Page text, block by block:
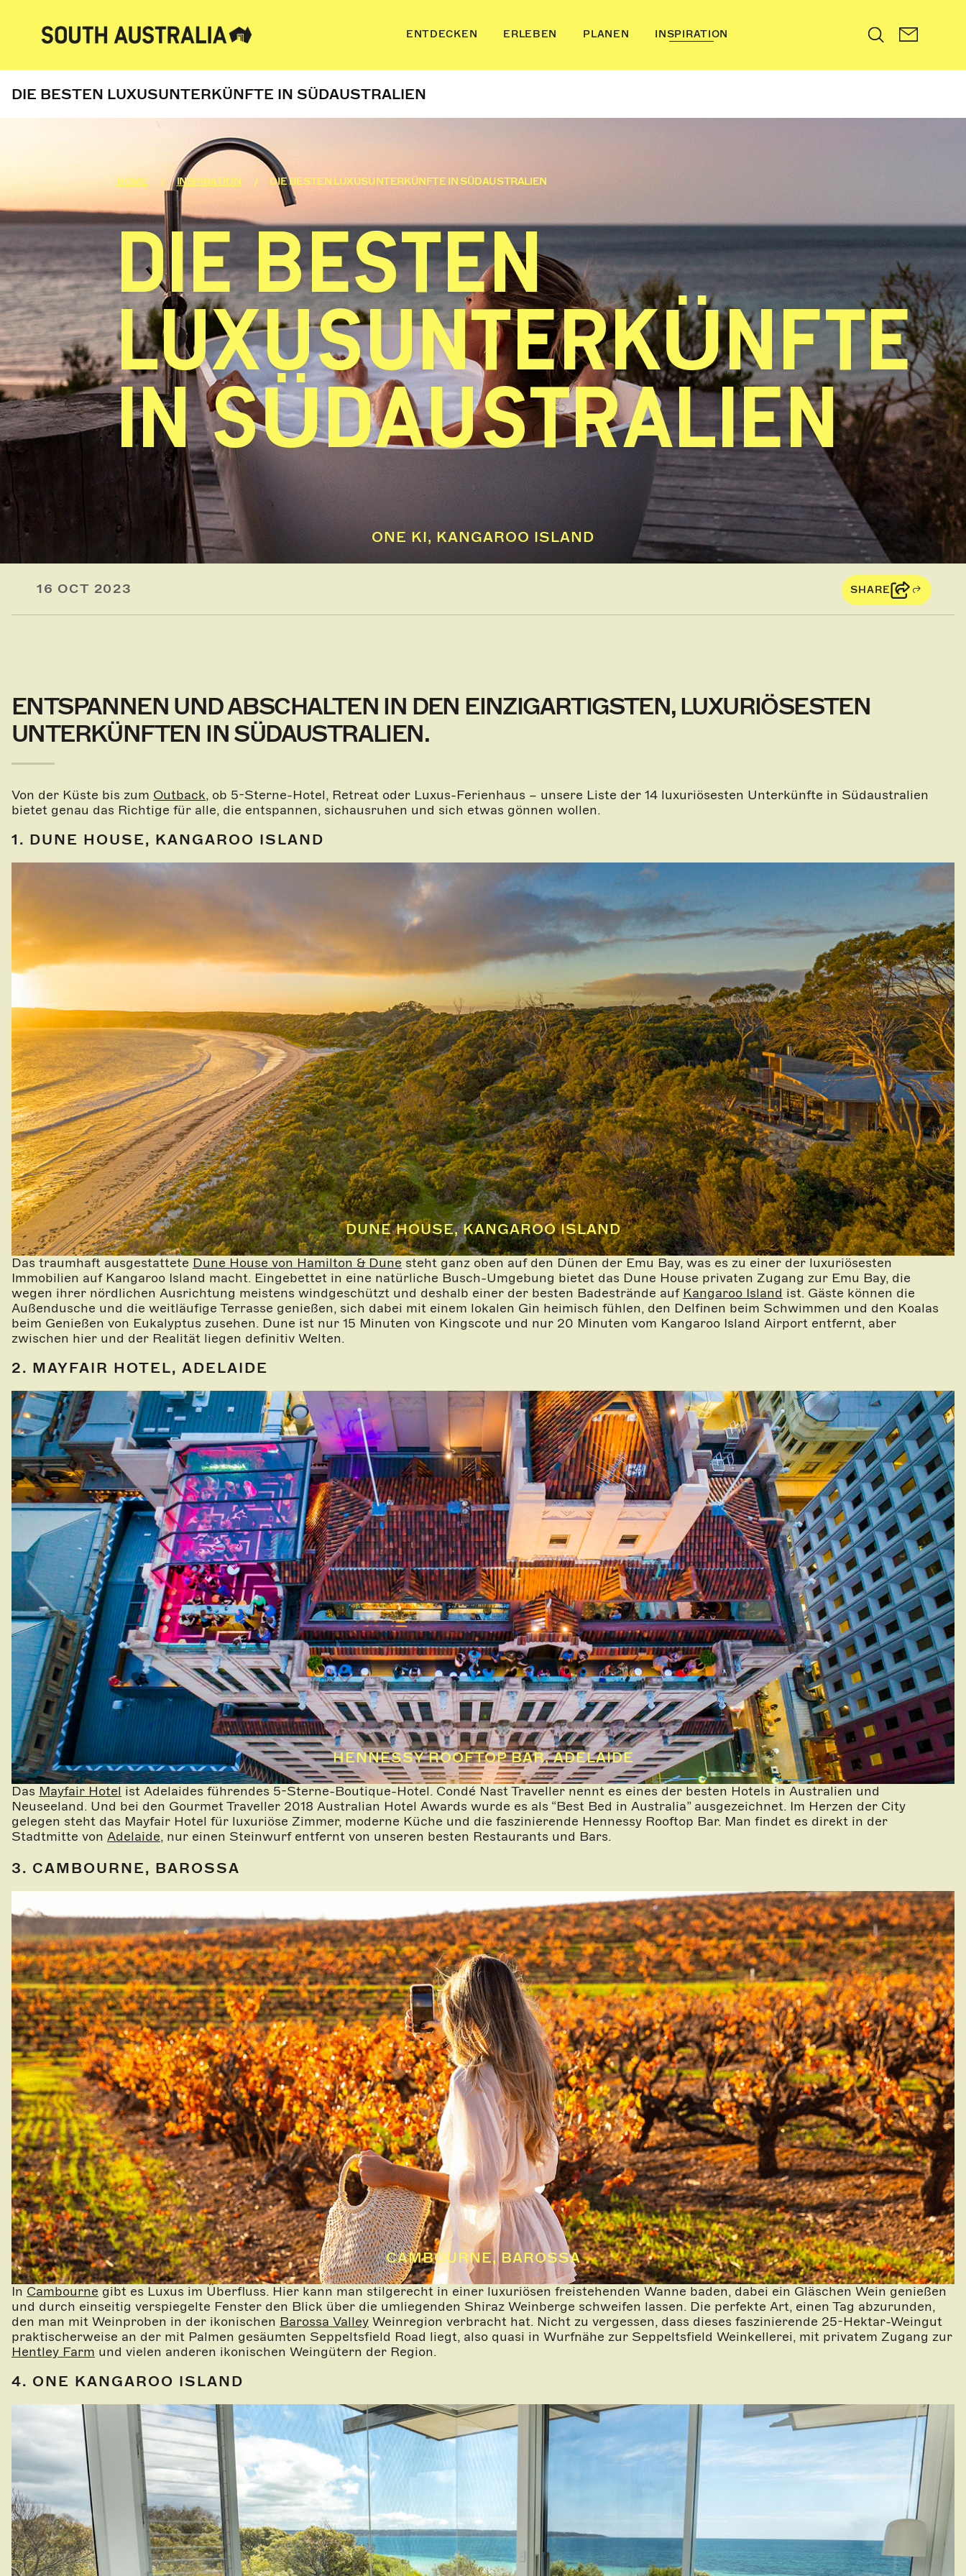
ENTDECKEN ERLEBEN PLANEN INSPIRATION Search
DIE BESTEN LUXUSUNTERKÜNFTE IN SÜDAUSTRALIEN
HOME INSPIRATION DIE BESTEN LUXUSUNTERKÜNFTE IN SÜDAUSTRALIEN
DIE BESTEN
LUXUSUNTERKÜNFTE
IN SÜDAUSTRALIEN
ONE KI, KANGAROO ISLAND
16 OCT 2023 SHARE
ENTSPANNEN UND ABSCHALTEN IN DEN EINZIGARTIGSTEN, LUXURIÖSESTEN
UNTERKÜNFTEN IN SÜDAUSTRALIEN.
Von der Küste bis zum Outback, ob 5-Sterne-Hotel, Retreat oder Luxus-Ferienhaus – unsere Liste der 14 luxuriösesten Unterkünfte in Südaustralien
bietet genau das Richtige für alle, die entspannen, sichausruhen und sich etwas gönnen wollen.
1. DUNE HOUSE, KANGAROO ISLAND
DUNE HOUSE, KANGAROO ISLAND
Das traumhaft ausgestattete Dune House von Hamilton & Dune steht ganz oben auf den Dünen der Emu Bay, was es zu einer der luxuriösesten
Immobilien auf Kangaroo Island macht. Eingebettet in eine natürliche Busch-Umgebung bietet das Dune House privaten Zugang zur Emu Bay, die
wegen ihrer nördlichen Ausrichtung meistens windgeschützt und deshalb einer der besten Badestrände auf Kangaroo Island ist. Gäste können die
Außendusche und die weitläufige Terrasse genießen, sich dabei mit einem lokalen Gin heimisch fühlen, den Delfinen beim Schwimmen und den Koalas
beim Genießen von Eukalyptus zusehen. Dune ist nur 15 Minuten von Kingscote und nur 20 Minuten vom Kangaroo Island Airport entfernt, aber
zwischen hier und der Realität liegen definitiv Welten.
2. MAYFAIR HOTEL, ADELAIDE
HENNESSY ROOFTOP BAR, ADELAIDE
Das Mayfair Hotel ist Adelaides führendes 5-Sterne-Boutique-Hotel. Condé Nast Traveller nennt es eines der besten Hotels in Australien und
Neuseeland. Und bei den Gourmet Traveller 2018 Australian Hotel Awards wurde es als “Best Bed in Australia” ausgezeichnet. Im Herzen der City
gelegen steht das Mayfair Hotel für luxuriöse Zimmer, moderne Küche und die faszinierende Hennessy Rooftop Bar. Man findet es direkt in der
Stadtmitte von Adelaide, nur einen Steinwurf entfernt von unseren besten Restaurants und Bars.
3. CAMBOURNE, BAROSSA
CAMBOURNE, BAROSSA
In Cambourne gibt es Luxus im Überfluss. Hier kann man stilgerecht in einer luxuriösen freistehenden Wanne baden, dabei ein Gläschen Wein genießen
und durch einseitig verspiegelte Fenster den Blick über die umliegenden Shiraz Weinberge schweifen lassen. Die perfekte Art, einen Tag abzurunden,
den man mit Weinproben in der ikonischen Barossa Valley Weinregion verbracht hat. Nicht zu vergessen, dass dieses faszinierende 25-Hektar-Weingut
praktischerweise an der mit Palmen gesäumten Seppeltsfield Road liegt, also quasi in Wurfnähe zur Seppeltsfield Weinkellerei, mit privatem Zugang zur
Hentley Farm und vielen anderen ikonischen Weingütern der Region.
4. ONE KANGAROO ISLAND